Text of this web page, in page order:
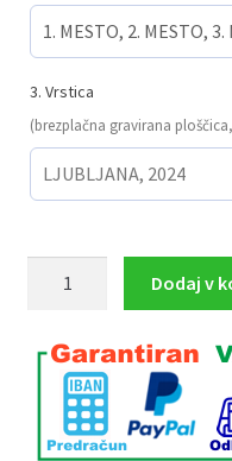
3. Vrstica
(brezplačna gravirana
pokalov
32.5
Dodaj v